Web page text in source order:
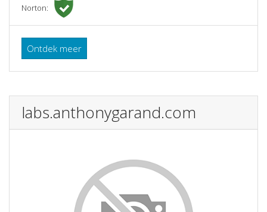
Norton:
Ontdek meer
labs.anthonygarand.com